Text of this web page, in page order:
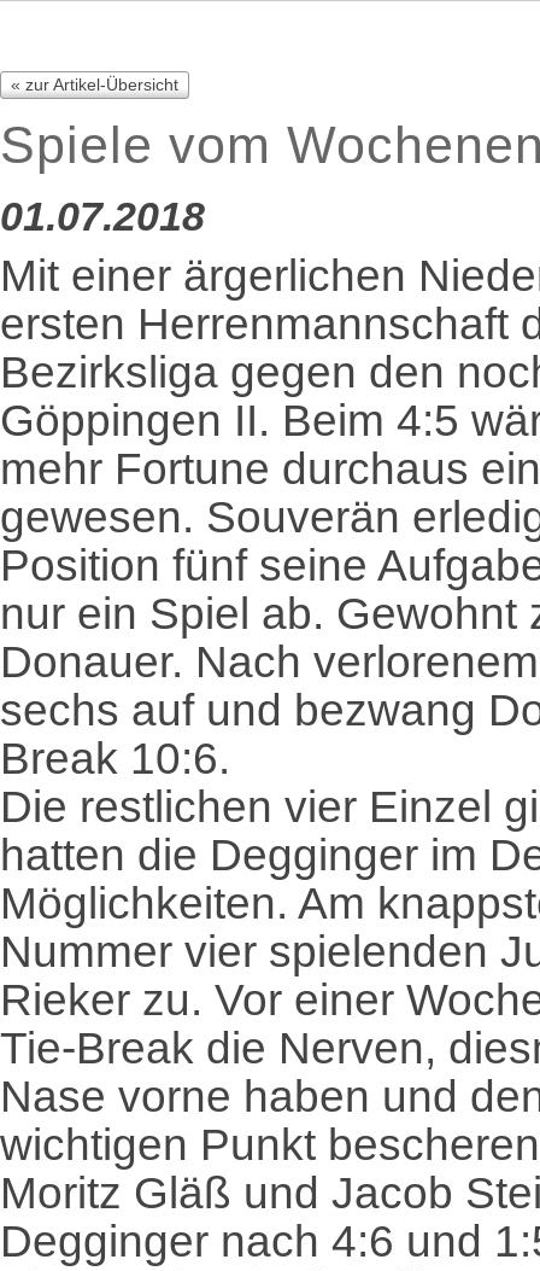
« zur Artikel-Übersicht
Spiele vom
01.07.2018
Mit einer ärgerlichen
ersten Herrenmannschaft
Bezirksliga gegen den
Göppingen II. Beim 4:5
mehr Fortune durchaus
gewesen. Souverän
Position fünf seine
nur ein Spiel ab.
Donauer. Nach
sechs auf und bezwang
Break 10:6.
Die restlichen vier Einzel
hatten die Degginger im
Möglichkeiten. Am
Nummer vier spielenden
Rieker zu. Vor einer
Tie-Break die Nerven,
Nase vorne haben und
wichtigen Punkt
Moritz Gläß und Jacob
Degginger nach 4:6 und